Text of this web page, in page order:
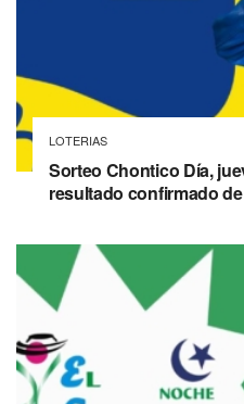
LOTERIAS
Sorteo Chontico Día,
resultado confirmado